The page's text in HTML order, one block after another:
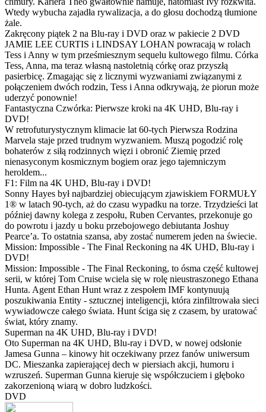
Wtedy wybucha zajadła rywalizacja, a do głosu dochodzą tłumione
żale.
Zakręcony piątek 2 na Blu-ray i DVD oraz w pakiecie 2 DVD
JAMIE LEE CURTIS i LINDSAY LOHAN powracają w rolach
Tess i Anny w tym prześmiesznym sequelu kultowego filmu. Córka
Tess, Anna, ma teraz własną nastoletnią córkę oraz przyszłą
pasierbicę. Zmagając się z licznymi wyzwaniami związanymi z
połączeniem dwóch rodzin, Tess i Anna odkrywają, że piorun może
uderzyć ponownie!
Fantastyczna Czwórka: Pierwsze kroki na 4K UHD, Blu-ray i
DVD!
W retrofuturystycznym klimacie lat 60-tych Pierwsza Rodzina
Marvela staje przed trudnym wyzwaniem. Muszą pogodzić rolę
bohaterów z siłą rodzinnych więzi i obronić Ziemię przed
nienasyconym kosmicznym bogiem oraz jego tajemniczym
heroldem...
F1: Film na 4K UHD, Blu-ray i DVD!
Sonny Hayes był najbardziej obiecującym zjawiskiem FORMUŁY
1® w latach 90-tych, aż do czasu wypadku na torze. Trzydzieści lat
później dawny kolega z zespołu, Ruben Cervantes, przekonuje go
do powrotu i jazdy u boku przebojowego debiutanta Joshuy
Pearce’a. To ostatnia szansa, aby zostać numerem jeden na świecie.
Mission: Impossible - The Final Reckoning na 4K UHD, Blu-ray i
DVD!
Mission: Impossible - The Final Reckoning, to ósma część kultowej
serii, w której Tom Cruise wciela się w rolę nieustraszonego Ethana
Hunta. Agent Ethan Hunt wraz z zespołem IMF kontynuują
poszukiwania Entity - sztucznej inteligencji, która zinfiltrowała sieci
wywiadowcze całego świata. Hunt ściga się z czasem, by uratować
świat, który znamy.
Superman na 4K UHD, Blu-ray i DVD!
Oto Superman na 4K UHD, Blu-ray i DVD, w nowej odsłonie
Jamesa Gunna – kinowy hit oczekiwany przez fanów uniwersum
DC. Mieszanka zapierającej dech w piersiach akcji, humoru i
wzruszeń. Superman Gunna kieruje się współczuciem i głęboko
zakorzenioną wiarą w dobro ludzkości.
DVD